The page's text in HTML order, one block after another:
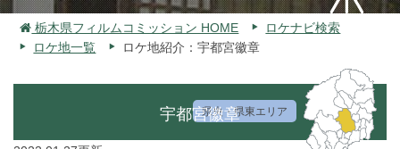
栃木県フィルムコミッション HOME
ロケナビ検索
ロケ地一覧
ロケ地紹介：宇都宮徽章
宇都宮徽章県央・県東エリア